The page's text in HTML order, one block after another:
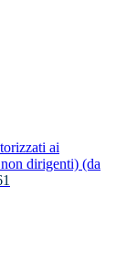
ai
dirigenti) (da